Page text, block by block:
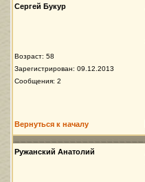
Сергей Букур
Возраст: 58
Зарегистрирован: 09.12.2013
Сообщения: 2
Вернуться к началу
Ружанский Анатолий